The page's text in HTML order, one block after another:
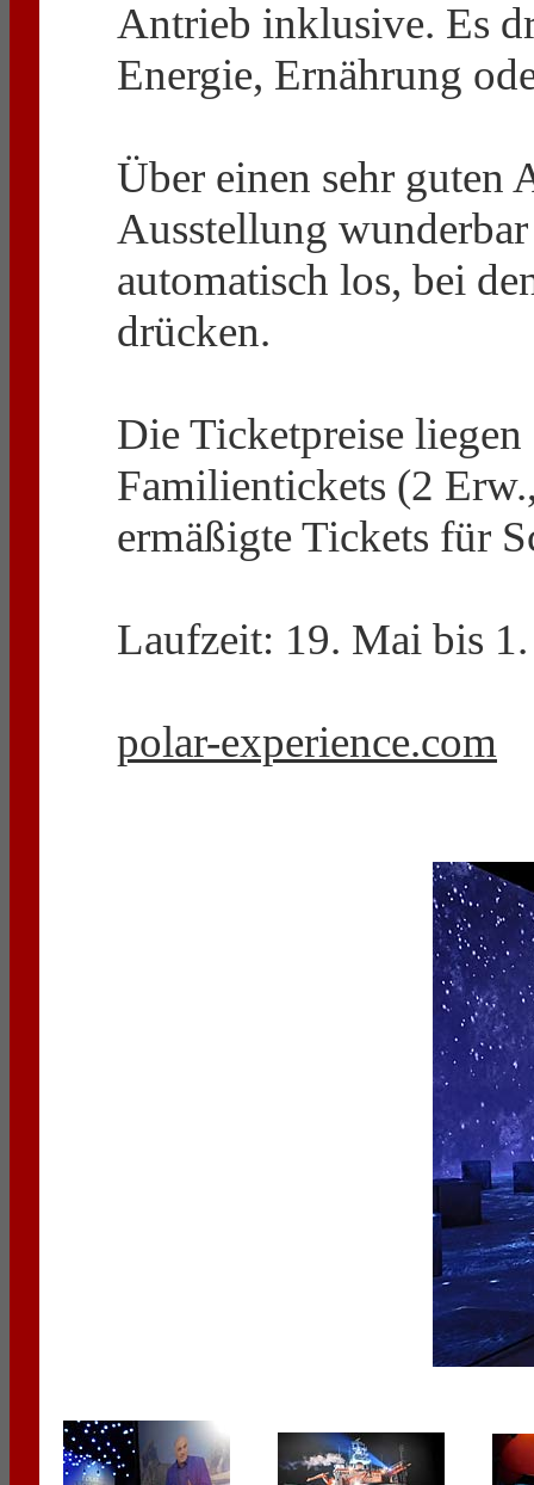
Antrieb inklusive. Es
Energie, Ernährung
Über einen sehr guten
Ausstellung
automatisch los, bei
drücken.
Die Ticketpreise
Familientickets (2
ermäßigte Tickets für
Laufzeit: 19. Mai bis
polar-experience.com